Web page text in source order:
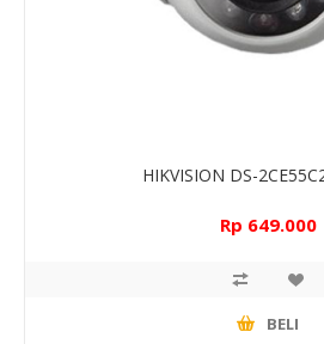
HIKVISION DS-
Rp 649.000
BELI